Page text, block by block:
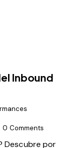
Inbound
0 Comments
Descubre por